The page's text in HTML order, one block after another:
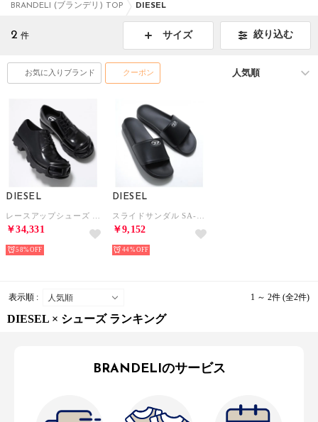
BRANDELI (ブランデリ) TOP DIESEL
2 件 サイズ 絞り込む
お気に入りブランド クーポン
DIESEL
￥34,331
58%
DIESEL
￥9,152
44%
表示順 : 1 ～ 2件 (全2件)
DIESEL × シューズ ランキング
BRANDELIのサービス